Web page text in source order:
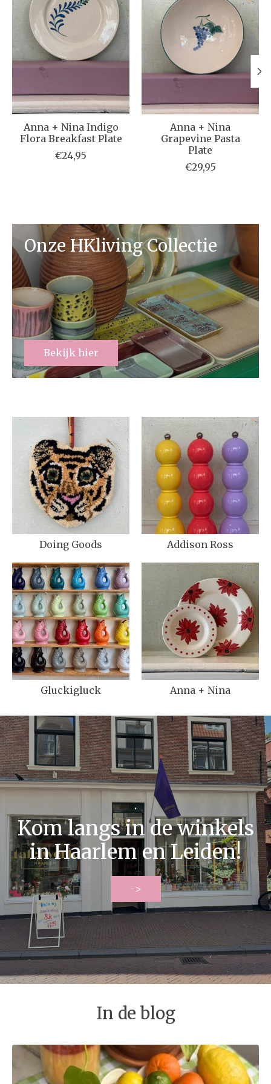
Anna + Nina Indigo
Flora Breakfast Plate
€24,95
Anna + Nina
Grapevine Pasta
Plate
€29,95
Onze HKliving Collectie
Bekijk hier
Doing Goods Addison Ross
Gluckigluck Anna + Nina
.
Kom langs in de winkels
in Haarlem en Leiden!
->
In de blog